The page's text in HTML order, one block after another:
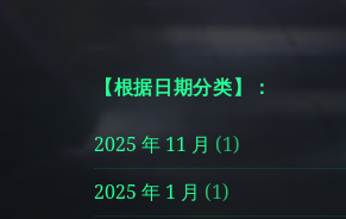
【根据日期分类】：
2025 年 11 月 (1)
2025 年 1 月 (1)